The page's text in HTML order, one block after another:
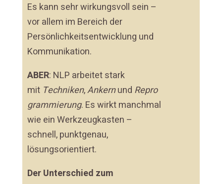
Es kann sehr wirkungsvoll sein –
vor allem im Bereich der
Persönlichkeitsentwicklung und
Kommunikation.
ABER: NLP arbeitet stark
mit Techniken,Ankernund Repro
grammierung. Es wirkt manchmal
wie ein Werkzeugkasten –
schnell, punktgenau,
lösungsorientiert.
Der Unterschied zum